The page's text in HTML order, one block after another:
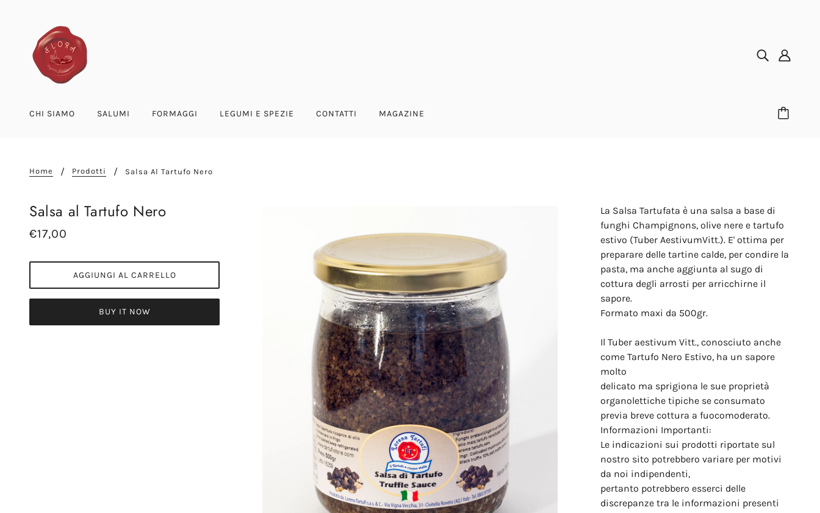
CHI SIAMO SALUMI FORMAGGI LEGUMI E SPEZIE CONTATTI MAGAZINE
Home Prodotti Salsa Al Tartufo Nero
Salsa al Tartufo Nero
€17,00
AGGIUNGI AL CARRELLO
BUY IT NOW
La Salsa Tartufata è una salsa a base di
funghi Champignons, olive nere e tartufo
estivo (Tuber AestivumVitt.). E' ottima per
preparare delle tartine calde, per condire la
pasta, ma anche aggiunta al sugo di
cottura degli arrosti per arricchirne il
sapore.
Formato maxi da 500gr.
Il Tuber aestivum Vitt., conosciuto anche
come Tartufo Nero Estivo, ha un sapore
molto
delicato ma sprigiona le sue proprietà
organolettiche tipiche se consumato
previa breve cottura a fuocomoderato.
Informazioni Importanti:
Le indicazioni sui prodotti riportate sul
nostro sito potrebbero variare per motivi
da noi indipendenti,
pertanto potrebbero esserci delle
discrepanze tra le informazioni presenti